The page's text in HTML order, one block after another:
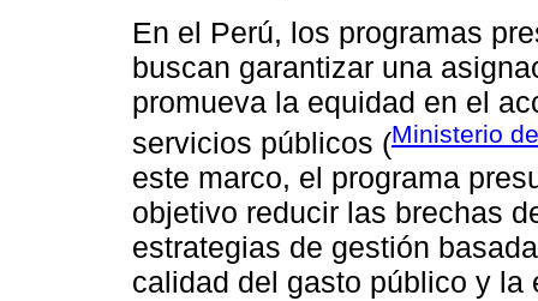
En el Perú, los programas
buscan garantizar una
promueva la equidad en el
servicios públicos (Ministerio
este marco, el programa
objetivo reducir las brechas
estrategias de gestión
calidad del gasto público y la